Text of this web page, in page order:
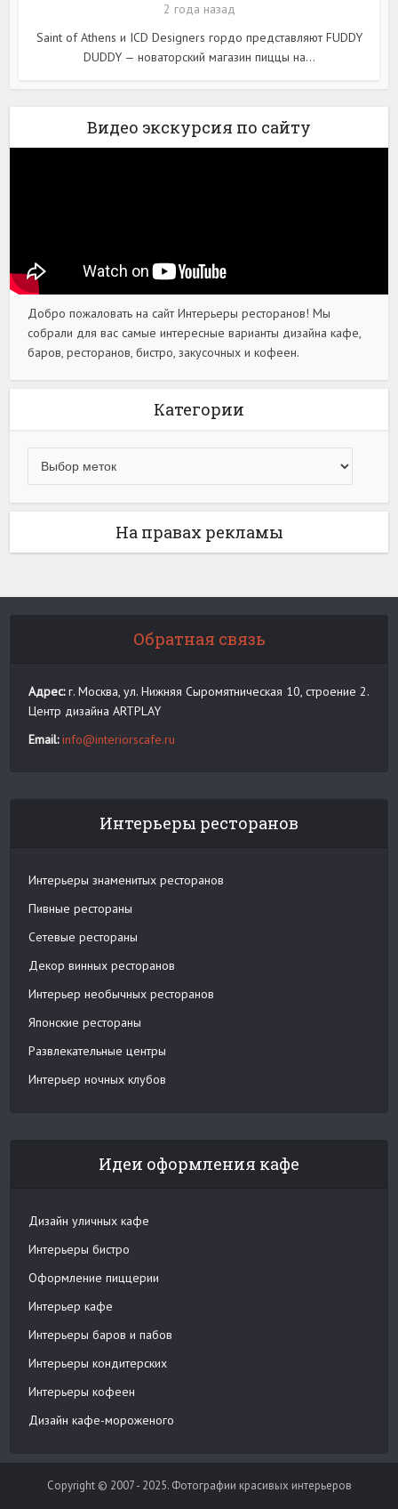
2 года назад
Saint of Athens и ICD Designers гордо представляют FUDDY
DUDDY — новаторский магазин пиццы на...
Видео экскурсия по сайту
Добро пожаловать на сайт Интерьеры ресторанов! Мы
собрали для вас самые интересные варианты дизайна кафе,
баров, ресторанов, бистро, закусочных и кофеен.
Категории
На правах рекламы
Обратная связь
Адрес:г. Москва, ул. Нижняя Сыромятническая 10, строение 2.
Центр дизайна ARTPLAY
Email: info@interiorscafe.ru
Интерьеры ресторанов
Интерьеры знаменитых ресторанов
Пивные рестораны
Сетевые рестораны
Декор винных ресторанов
Интерьер необычных ресторанов
Японские рестораны
Развлекательные центры
Интерьер ночных клубов
Идеи оформления кафе
Дизайн уличных кафе
Интерьеры бистро
Оформление пиццерии
Интерьер кафе
Интерьеры баров и пабов
Интерьеры кондитерских
Интерьеры кофеен
Дизайн кафе-мороженого
Copyright © 2007 - 2025. Фотографии красивых интерьеров